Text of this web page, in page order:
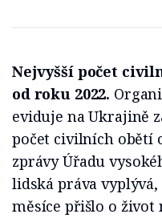
Nejvyšší počet
od roku 2022.
eviduje na Ukrajině
počet civilních obětí
zprávy Úřadu
lidská práva
měsíce přišlo o život